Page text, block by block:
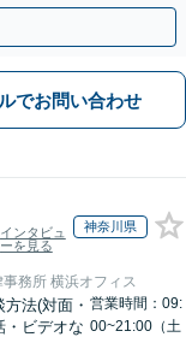
でお問い合わせ
インタビュ
ーを見る
神奈川県
務所 横浜オフィス
方法(対面・
・ビデオな
営業時間：09:
00~21:00（土